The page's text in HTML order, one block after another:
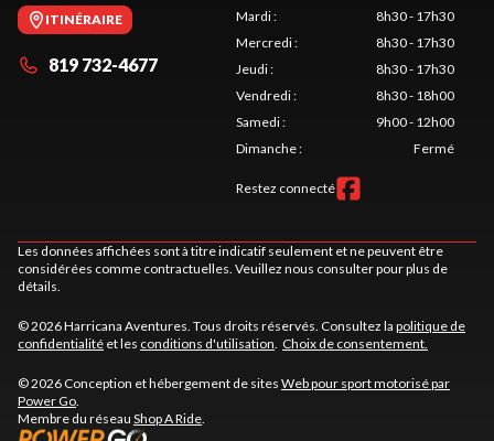
ITINÉRAIRE
819 732-4677
Mardi:
8h30 - 17h30
Mercredi:
8h30 - 17h30
Jeudi:
8h30 - 17h30
Vendredi:
8h30 - 18h00
Samedi:
9h00 - 12h00
Dimanche: Fermé
Restez connecté
Les données affichées sont à titre indicatif seulement et ne peuvent être
considérées comme contractuelles. Veuillez nous consulter pour plus de
détails.
© 2026 Harricana Aventures. Tous droits réservés. Consultez la politique de
confidentialité et les conditions d'utilisation. Choix de consentement.
© 2026 Conception et hébergement de sites Web pour sport motorisé par
Power Go.
Membre du réseau Shop A Ride.